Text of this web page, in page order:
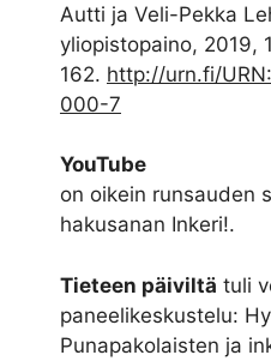
Autti ja Veli-Pekka
yliopistopaino, 2019,
162. http://urn.fi/
000-7
YouTube
on oikein runsauden
hakusanan Inkeri!.
Tieteen päiviltä tuli
paneelikeskustelu:
Punapakolaisten ja